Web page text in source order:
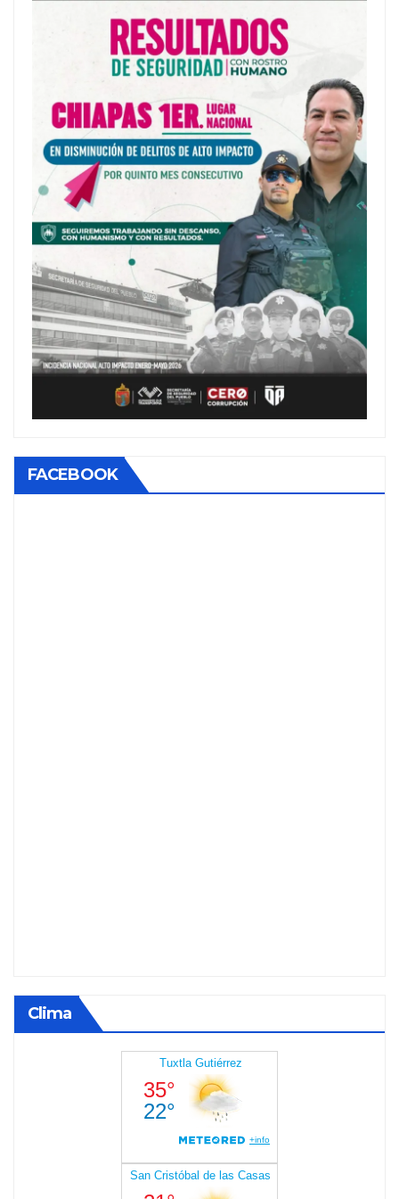
FACEBOOK
Clima